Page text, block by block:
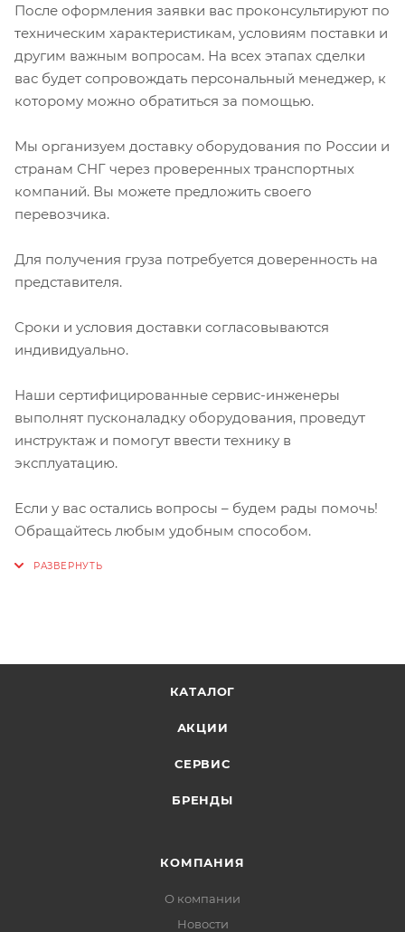
После оформления заявки вас проконсультируют по
техническим характеристикам, условиям поставки и
другим важным вопросам. На всех этапах сделки
вас будет сопровождать персональный менеджер, к
которому можно обратиться за помощью.
Мы организуем доставку оборудования по России и
странам СНГ через проверенных транспортных
компаний. Вы можете предложить своего
перевозчика.
Для получения груза потребуется доверенность на
представителя.
Сроки и условия доставки согласовываются
индивидуально.
Наши сертифицированные сервис-инженеры
выполнят пусконаладку оборудования, проведут
инструктаж и помогут ввести технику в
эксплуатацию.
Если у вас остались вопросы – будем рады помочь!
Обращайтесь любым удобным способом.
КАТАЛОГ
АКЦИИ
СЕРВИС
БРЕНДЫ
КОМПАНИЯ
О компании
Новости